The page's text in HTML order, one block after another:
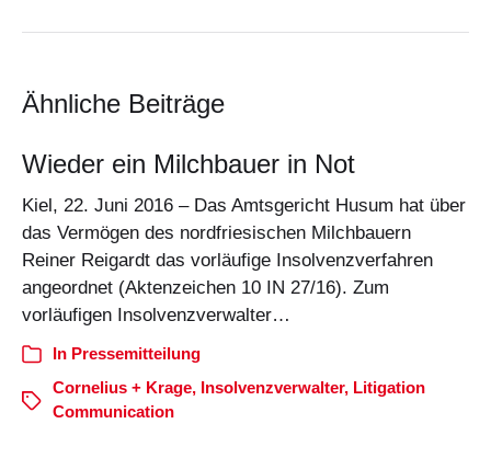
Ähnliche Beiträge
Wieder ein Milchbauer in Not
Kiel, 22. Juni 2016 – Das Amtsgericht Husum hat über
das Vermögen des nordfriesischen Milchbauern
Reiner Reigardt das vorläufige Insolvenzverfahren
angeordnet (Aktenzeichen 10 IN 27/16). Zum
vorläufigen Insolvenzverwalter…
In Pressemitteilung
Cornelius + Krage, Insolvenzverwalter, Litigation
Communication